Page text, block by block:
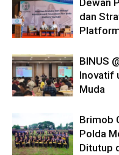
Dewan
dan
BINUS
Inovatif
Muda
Brimob
Polda
Ditutup